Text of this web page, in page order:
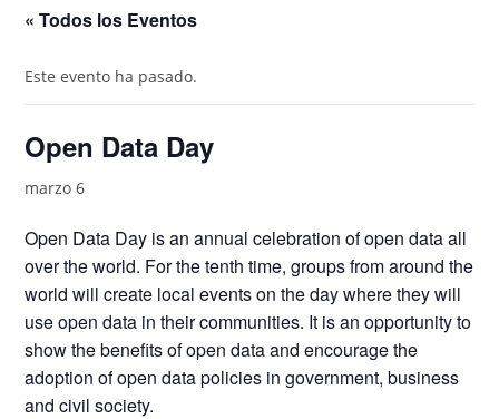
« Todos los Eventos
Este evento ha pasado.
Open Data Day
marzo 6
Open Data Day is an annual celebration of open data all
over the world. For the tenth time, groups from around the
world will create local events on the day where they will
use open data in their communities. It is an opportunity to
show the benefits of open data and encourage the
adoption of open data policies in government, business
and civil society.